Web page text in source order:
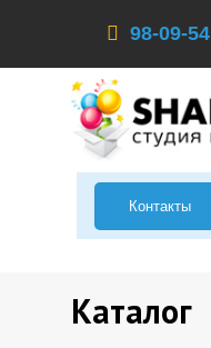
98-09-54
Контакты
Каталог